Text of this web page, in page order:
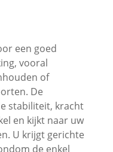
een goed
vooral
of
De
stabiliteit, kracht
en kijkt naar uw
U krijgt gerichte
de enkel